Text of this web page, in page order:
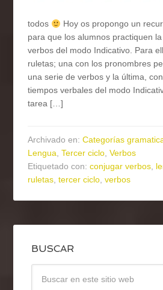
todos
Hoy os propongo un
para que los alumnos practiquen
verbos del modo Indicativo. Para
ruletas; una con los pronombres
una serie de verbos y la última,
tiempos verbales del modo
tarea […]
Archivado en:Categorías
Lengua,Tercer ciclo,Verbos
Etiquetado con:conjugar verbos,
ruletas,tercer ciclo,verbos
BUSCAR